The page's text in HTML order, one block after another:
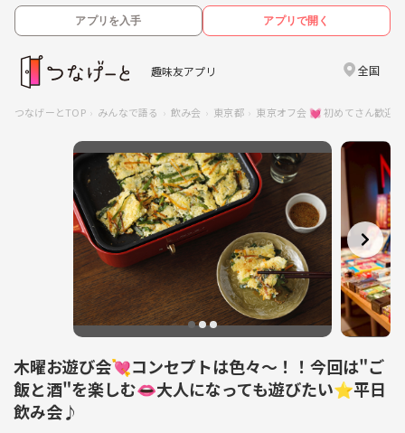
アプリを入手 アプリで開く
趣味友アプリ 全国
つなげーとTOP みんなで語る 飲み会 東京都 東京オフ会 💓 初めてさん歓迎
木曜お遊び会💘コンセプトは色々～！！今回は"ご
飯と酒"を楽しむ👄大人になっても遊びたい⭐平日
飲み会♪